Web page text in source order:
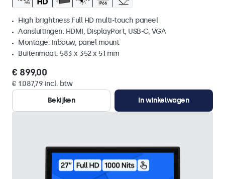
High brightness Full HD multi-touch paneel
Aansluitingen: HDMI, DisplayPort, USB-C, VGA
Montage: inbouw, panel mount
Buitenmaat: 583 x 352 x 51 mm
€ 899,00
€ 1.087,79 incl. btw
Bekijken
In winkelwagen